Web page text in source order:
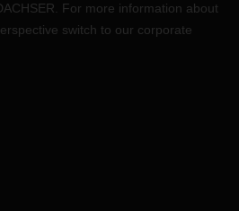
For more information about
switch to our corporate